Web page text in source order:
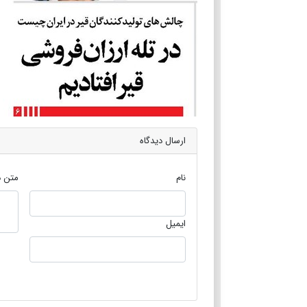
ارسال دیدگاه
نام
ایمیل
متن